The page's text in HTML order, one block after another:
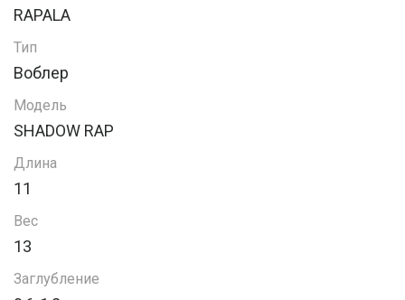
RAPALA
Тип
Воблер
Модель
SHADOW RAP
Длина
11
Вес
13
Заглубление